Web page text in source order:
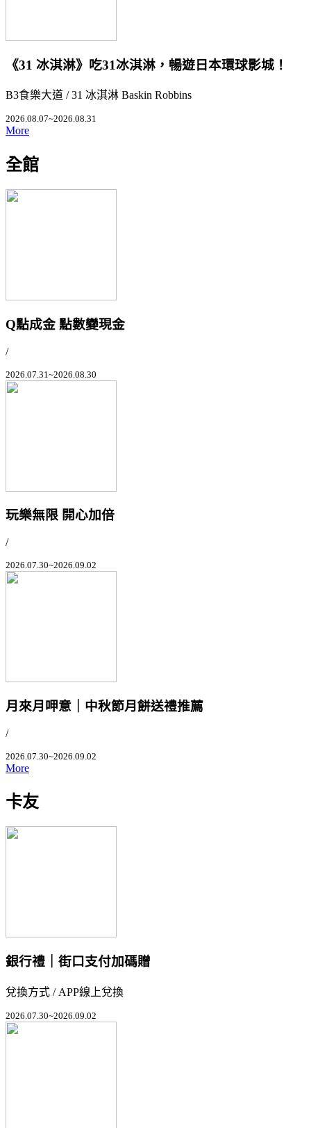
《31 冰淇淋》吃31冰淇淋，暢遊日本環球影城！
B3食樂大道 / 31 冰淇淋 Baskin Robbins
2026.08.07~2026.08.31
More
全館
Q點成金 點數變現金
/
2026.07.31~2026.08.30
玩樂無限 開心加倍
/
2026.07.30~2026.09.02
月來月呷意｜中秋節月餅送禮推薦
/
2026.07.30~2026.09.02
More
卡友
銀行禮｜街口支付加碼贈
兌換方式 / APP線上兌換
2026.07.30~2026.09.02